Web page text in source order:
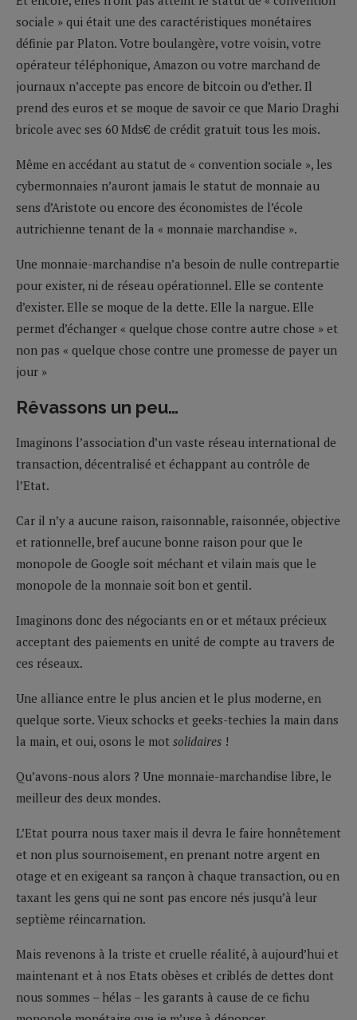
sociale » qui était une des caractéristiques monétaires
définie par Platon. Votre boulangère, votre voisin, votre
opérateur téléphonique, Amazon ou votre marchand de
journaux n’accepte pas encore de bitcoin ou d’ether. Il
prend des euros et se moque de savoir ce que Mario Draghi
bricole avec ses 60 Mds€ de crédit gratuit tous les mois.
Même en accédant au statut de « convention sociale », les
cybermonnaies n’auront jamais le statut de monnaie au
sens d’Aristote ou encore des économistes de l’école
autrichienne tenant de la « monnaie marchandise ».
Une monnaie-marchandise n’a besoin de nulle contrepartie
pour exister, ni de réseau opérationnel. Elle se contente
d’exister. Elle se moque de la dette. Elle la nargue. Elle
permet d’échanger « quelque chose contre autre chose » et
non pas « quelque chose contre une promesse de payer un
jour »
Rêvassons un peu…
Imaginons l’association d’un vaste réseau international de
transaction, décentralisé et échappant au contrôle de
l’Etat.
Car il n’y a aucune raison, raisonnable, raisonnée, objective
et rationnelle, bref aucune bonne raison pour que le
monopole de Google soit méchant et vilain mais que le
monopole de la monnaie soit bon et gentil.
Imaginons donc des négociants en or et métaux précieux
acceptant des paiements en unité de compte au travers de
ces réseaux.
Une alliance entre le plus ancien et le plus moderne, en
quelque sorte. Vieux schocks et geeks-techies la main dans
la main, et oui, osons le mot solidaires !
Qu’avons-nous alors ? Une monnaie-marchandise libre, le
meilleur des deux mondes.
L’Etat pourra nous taxer mais il devra le faire honnêtement
et non plus sournoisement, en prenant notre argent en
otage et en exigeant sa rançon à chaque transaction, ou en
taxant les gens qui ne sont pas encore nés jusqu’à leur
septième réincarnation.
Mais revenons à la triste et cruelle réalité, à aujourd’hui et
maintenant et à nos Etats obèses et criblés de dettes dont
nous sommes – hélas – les garants à cause de ce fichu